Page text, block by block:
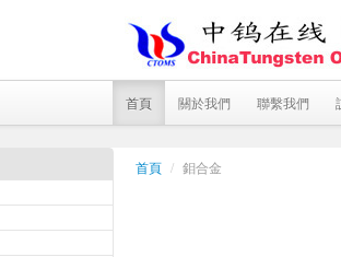
首頁 關於我們 聯繫我們
首頁 / 鉬合金